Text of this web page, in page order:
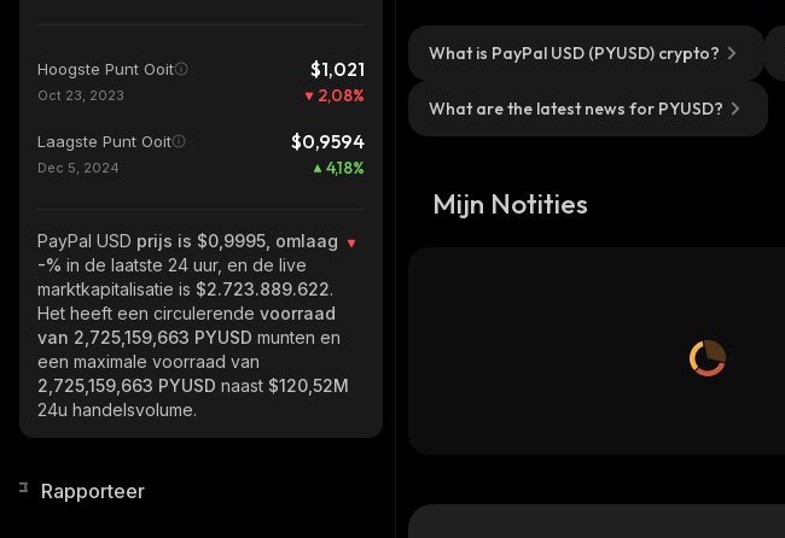
Hoogste Punt Ooit $1,021
Oct 23, 2023 2,08%
Laagste Punt Ooit $0,9594
Dec 5, 2024 4,18%
PayPal USD prijs is $0,9995, omlaag
-% in de laatste 24 uur, en de live
marktkapitalisatie is $2.723.889.622.
Het heeft een circulerende voorraad
van 2,725,159,663 PYUSD munten en
een maximale voorraad van
2,725,159,663 PYUSD naast $120,52M
24u handelsvolume.
Rapporteer
What is PayPal USD (PYUSD) crypto?
What are the latest news for PYUSD?
Mijn Notities